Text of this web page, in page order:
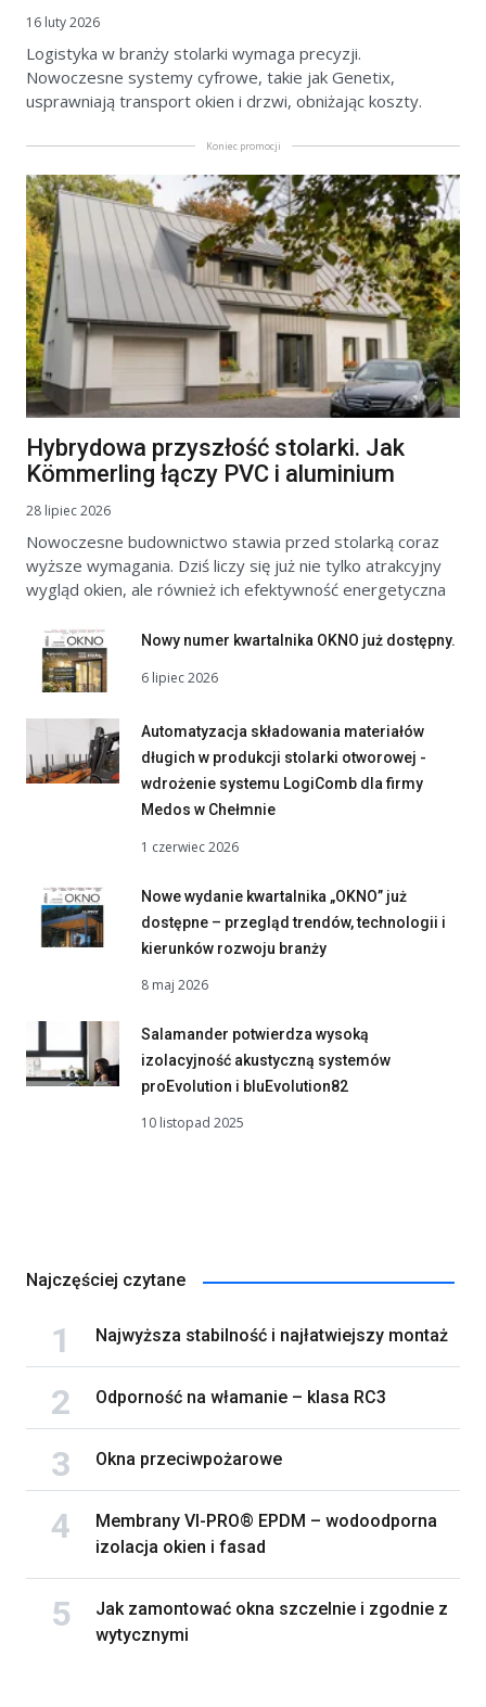
16 luty 2026
Logistyka w branży stolarki wymaga precyzji.
Nowoczesne systemy cyfrowe, takie jak Genetix,
usprawniają transport okien i drzwi, obniżając koszty.
Koniec promocji
Hybrydowa przyszłość stolarki. Jak
Kömmerling łączy PVC i aluminium
28 lipiec 2026
Nowoczesne budownictwo stawia przed stolarką coraz
wyższe wymagania. Dziś liczy się już nie tylko atrakcyjny
wygląd okien, ale również ich efektywność energetyczna
Nowy numer kwartalnika OKNO już dostępny.
6 lipiec 2026
Automatyzacja składowania materiałów
długich w produkcji stolarki otworowej -
wdrożenie systemu LogiComb dla firmy
Medos w Chełmnie
1 czerwiec 2026
Nowe wydanie kwartalnika „OKNO” już
dostępne – przegląd trendów, technologii i
kierunków rozwoju branży
8 maj 2026
Salamander potwierdza wysoką
izolacyjność akustyczną systemów
proEvolution i bluEvolution82
10 listopad 2025
Najczęściej czytane
Najwyższa stabilność i najłatwiejszy montaż
Odporność na włamanie – klasa RC3
Okna przeciwpożarowe
Membrany VI-PRO® EPDM – wodoodporna
izolacja okien i fasad
Jak zamontować okna szczelnie i zgodnie z
wytycznymi